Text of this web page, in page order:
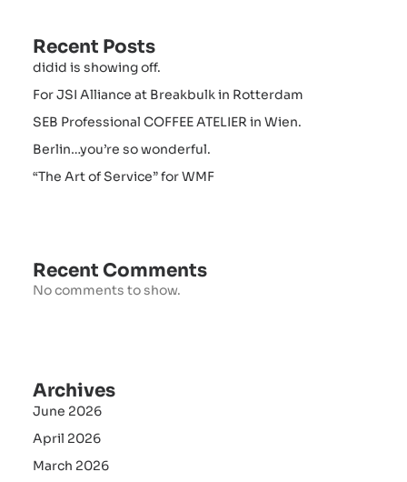
Recent Posts
didid is showing off.
For JSI Alliance at Breakbulk in Rotterdam
SEB Professional COFFEE ATELIER in Wien.
Berlin…you’re so wonderful.
“The Art of Service” for WMF
Recent Comments
No comments to show.
Archives
June 2026
April 2026
March 2026